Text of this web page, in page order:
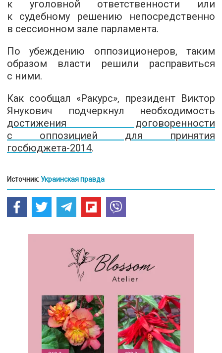
к уголовной ответственности или
к судебному решению непосредственно
в сессионном зале парламента.
По убеждению оппозиционеров, таким
образом власти решили расправиться
с ними.
Как сообщал «Ракурс», президент Виктор
Янукович подчеркнул необходимость
достижения договоренности
с оппозицией для принятия
госбюджета-2014.
Источник: Украинская правда